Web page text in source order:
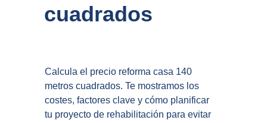
cuadrados
Calcula el precio reforma casa 140
metros cuadrados. Te mostramos los
costes, factores clave y cómo planificar
tu proyecto de rehabilitación para evitar